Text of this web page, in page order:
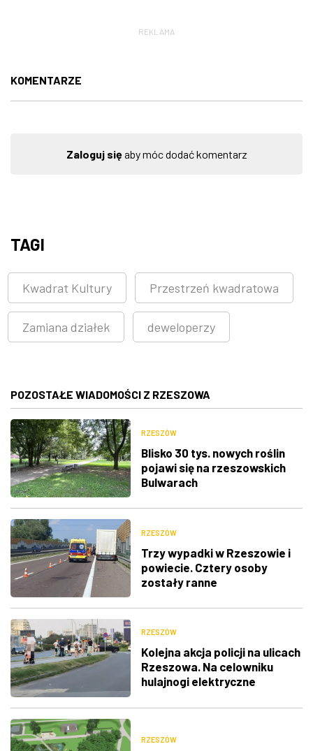
REKLAMA
KOMENTARZE
Zaloguj sięaby móc dodać komentarz
TAGI
Kwadrat Kultury Przestrzeń kwadratowa
Zamiana działek deweloperzy
POZOSTAŁE WIADOMOŚCI Z RZESZOWA
RZESZÓW
Blisko 30 tys. nowych roślin
pojawi się na rzeszowskich
Bulwarach
RZESZÓW
Trzy wypadki w Rzeszowie i
powiecie. Cztery osoby
zostały ranne
RZESZÓW
Kolejna akcja policji na ulicach
Rzeszowa. Na celowniku
hulajnogi elektryczne
RZESZÓW